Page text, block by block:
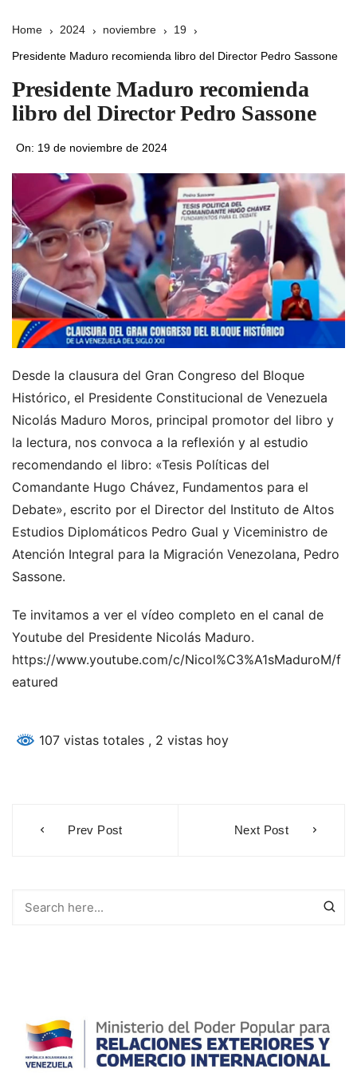
Home 2024 noviembre 19
Presidente Maduro recomienda libro del Director Pedro Sassone
Presidente Maduro recomienda
libro del Director Pedro Sassone
On: 19 de noviembre de 2024
Desde la clausura del Gran Congreso del Bloque
Histórico, el Presidente Constitucional de Venezuela
Nicolás Maduro Moros, principal promotor del libro y
la lectura, nos convoca a la reflexión y al estudio
recomendando el libro: «Tesis Políticas del
Comandante Hugo Chávez, Fundamentos para el
Debate», escrito por el Director del Instituto de Altos
Estudios Diplomáticos Pedro Gual y Viceministro de
Atención Integral para la Migración Venezolana, Pedro
Sassone.
Te invitamos a ver el vídeo completo en el canal de
Youtube del Presidente Nicolás Maduro.
https://www.youtube.com/c/Nicol%C3%A1sMaduroM/f
eatured
107 vistas totales , 2 vistas hoy
Prev Post Next Post